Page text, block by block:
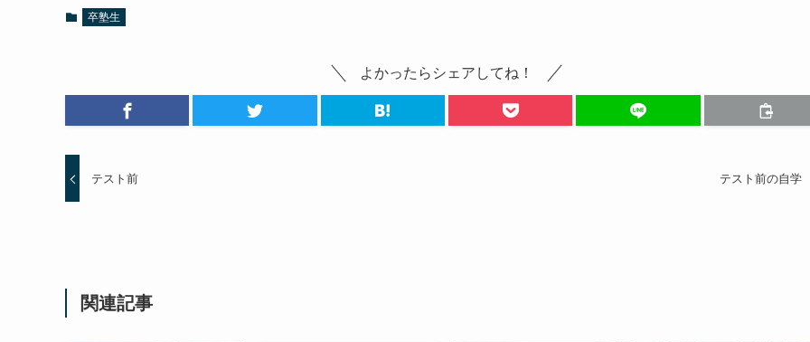
卒塾生
よかったらシェアしてね！
テスト前 テスト前の自学
関連記事